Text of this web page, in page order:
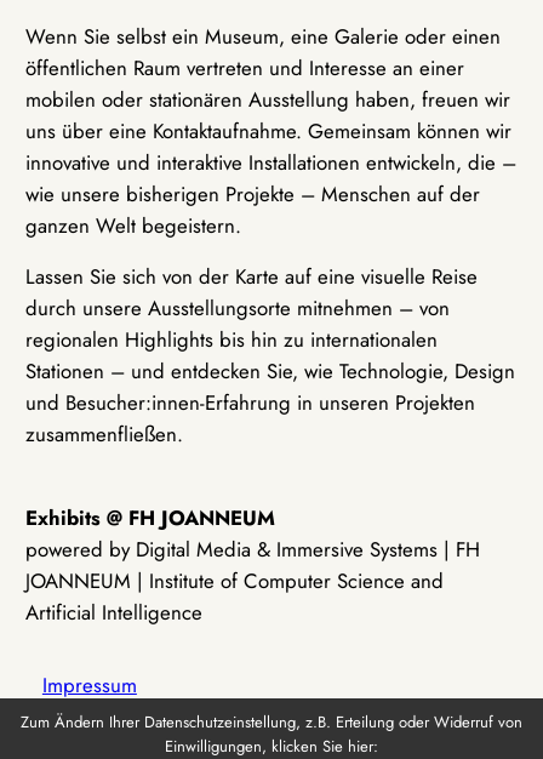
Wenn Sie selbst ein Museum, eine Galerie oder einen
öffentlichen Raum vertreten und Interesse an einer
mobilen oder stationären Ausstellung haben, freuen wir
uns über eine Kontaktaufnahme. Gemeinsam können wir
innovative und interaktive Installationen entwickeln, die –
wie unsere bisherigen Projekte – Menschen auf der
ganzen Welt begeistern.
Lassen Sie sich von der Karte auf eine visuelle Reise
durch unsere Ausstellungsorte mitnehmen – von
regionalen Highlights bis hin zu internationalen
Stationen – und entdecken Sie, wie Technologie, Design
und Besucher:innen-Erfahrung in unseren Projekten
zusammenfließen.
Exhibits @ FH JOANNEUM
powered by Digital Media & Immersive Systems | FH
JOANNEUM | Institute of Computer Science and
Artificial Intelligence
Impressum
Zum Ändern Ihrer Datenschutzeinstellung, z.B. Erteilung oder Widerruf von
Einwilligungen, klicken Sie hier: